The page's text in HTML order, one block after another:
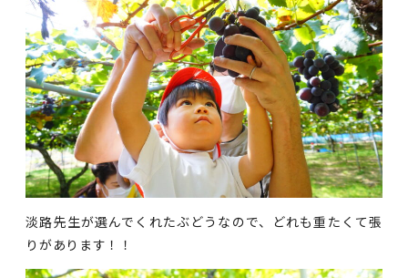
淡路先生が選んでくれたぶどうなので、どれも重たくて張
りがあります！！